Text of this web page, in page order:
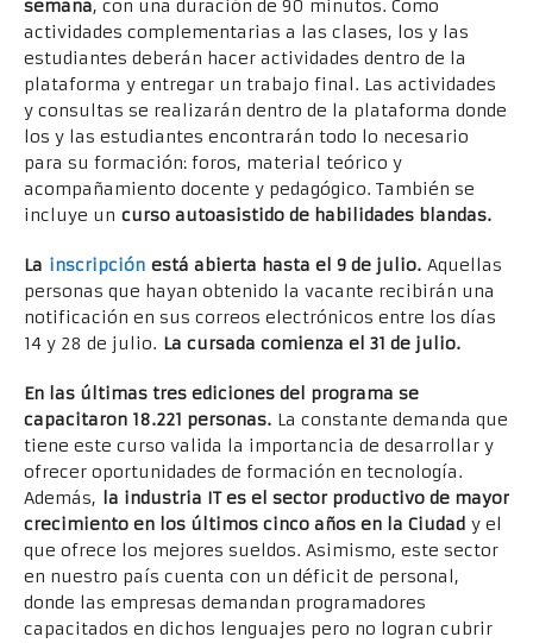
semana, con una duración de 90 minutos. Como
actividades complementarias a las clases, los y las
estudiantes deberán hacer actividades dentro de la
plataforma y entregar un trabajo final. Las actividades
y consultas se realizarán dentro de la plataforma donde
los y las estudiantes encontrarán todo lo necesario
para su formación: foros, material teórico y
acompañamiento docente y pedagógico. También se
incluye un curso autoasistido de habilidades blandas.
La inscripción está abierta hasta el 9 de julio. Aquellas
personas que hayan obtenido la vacante recibirán una
notificación en sus correos electrónicos entre los días
14 y 28 de julio. La cursada comienza el 31 de julio.
En las últimas tres ediciones del programa se
capacitaron 18.221 personas. La constante demanda que
tiene este curso valida la importancia de desarrollar y
ofrecer oportunidades de formación en tecnología.
Además,
la industria IT es el sector productivo de mayor
crecimiento en los últimos cinco años en la Ciudad y el
que ofrece los mejores sueldos. Asimismo, este sector
en nuestro país cuenta con un déficit de personal,
donde las empresas demandan programadores
capacitados en dichos lenguajes pero no logran cubrir